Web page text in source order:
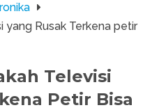
yang Rusak Terkena petir
Televisi
Petir Bisa